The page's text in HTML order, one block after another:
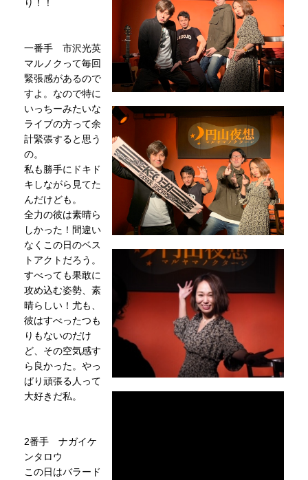
り！！
一番手 市沢光英
マルノクって毎回
緊張感があるので
すよ。なので特に
いっちーみたいな
ライブの方って余
計緊張すると思う
の。
私も勝手にドキド
キしながら見てた
んだけども。
全力の彼は素晴ら
しかった！間違い
なくこの日のベス
トアクトだろう。
すべっても果敢に
攻め込む姿勢、素
晴らしい！尤も、
彼はすべったつも
りもないのだけ
ど、その空気感す
ら良かった。やっ
ぱり頑張る人って
大好きだ私。
2番手 ナガイケ
ンタロウ
この日はバラード